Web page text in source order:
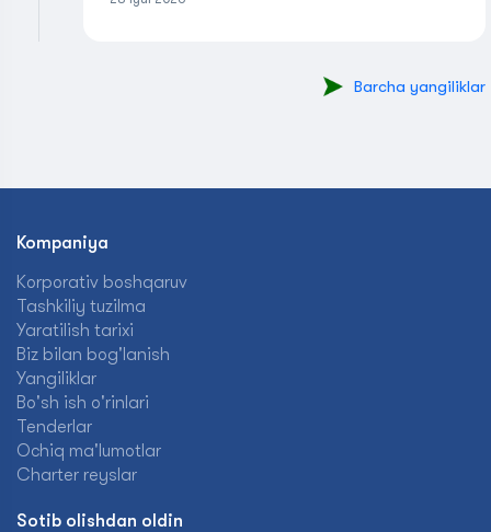
Barcha yangiliklar
Kompaniya
Korporativ boshqaruv
Tashkiliy tuzilma
Yaratilish tarixi
Biz bilan bog'lanish
Yangiliklar
Bo'sh ish o'rinlari
Tenderlar
Ochiq ma'lumotlar
Charter reyslar
Sotib olishdan oldin